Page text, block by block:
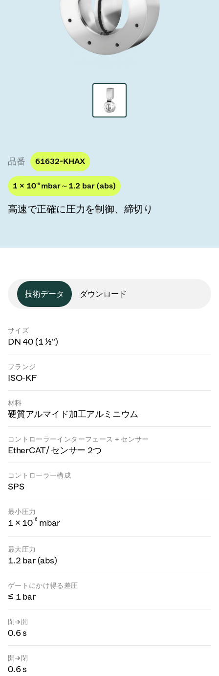
真空オールメタルバルブ
真空トランスファーバルブ
真空トランスファードア
真空バルブ技術
品番 61632-KHAX
1 × 10-8 mbar～1.2 bar (abs)
高速で正確に圧力を制御、締切り
技術データ ダウンロード
サイズ
DN 40 (1 ½")
フランジ
ISO-KF
材料
硬質アルマイド加工アルミニウム
コントローラーインターフェース + センサー
EtherCAT / センサー 2つ
コントローラー構成
SPS
最小圧力
1 × 10-6 mbar
最大圧力
1.2 bar (abs)
ゲートにかけ得る差圧
≤ 1 bar
閉→開
0.6 s
開→閉
0.6 s